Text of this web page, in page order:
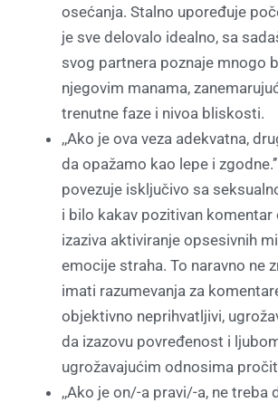
osećanja. Stalno upoređuje
je sve delovalo idealno, sa
svog partnera poznaje mnogo
njegovim manama,
trenutne faze i nivoa bliskosti.
,,Ako je ova veza adekvatna,
da opažamo kao lepe i
povezuje isključivo sa
i bilo kakav pozitivan komentar
izaziva aktiviranje opsesivnih
emocije straha. To naravno ne
imati razumevanja za
objektivno neprihvatljivi,
da izazovu povređenost i
ugrožavajućim odnosima
,,Ako je on/-a pravi/-a, ne treba